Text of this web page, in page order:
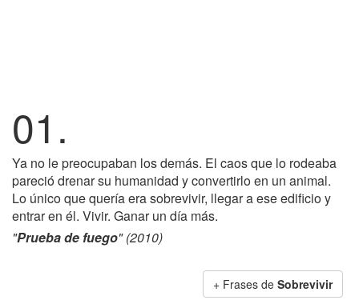
01.
Ya no le preocupaban los demás. El caos que lo rodeaba
pareció drenar su humanidad y convertirlo en un animal.
Lo único que quería era sobrevivir, llegar a ese edificio y
entrar en él. Vivir. Ganar un día más.
"Prueba de fuego" (2010)
+ Frases de Sobrevivir